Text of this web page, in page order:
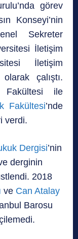
görev
Konseyi’nin
Sekreter
İletişim
İletişim
çalıştı.
Fakültesi ile
Fakültesi’nde
verdi.
Dergisi’nin
derginin
2018
ve Can Atalay
Barosu